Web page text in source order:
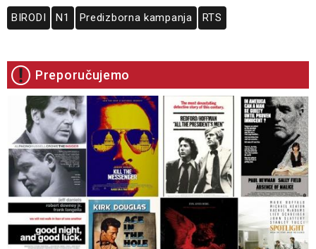
BIRODI N1 Predizborna kampanja RTS
Preporučujemo